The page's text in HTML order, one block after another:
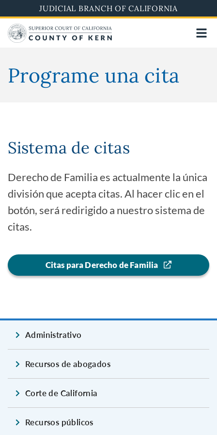
to
main
content
JUDICIAL BRANCH OF CALIFORNIA
Programe una cita
Sistema de citas
Derecho de Familia es actualmente la única
división que acepta citas. Al hacer clic en el
botón, será redirigido a nuestro sistema de
citas.
Citas para Derecho de Familia
Administrativo
Recursos de abogados
Corte de California
Recursos públicos